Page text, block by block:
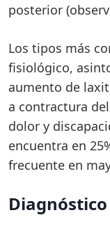
posterior
Los tipos más
fisiológico,
aumento de
a contractura
dolor y
encuentra en
frecuente en
Diagnóstico